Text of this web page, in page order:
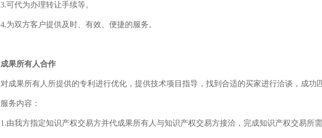
3.可代为办理转让手续等。
4.为双方客户提供及时、有效、便捷的服务。
成果所有人合作
对成果所有人所提供的专利进行优化，提供技术项目指导，找到合适的买家进行洽谈，成功
服务内容：
1.由我方指定知识产权交易方并代成果所有人与知识产权交易方接洽，完成知识产权交易所需